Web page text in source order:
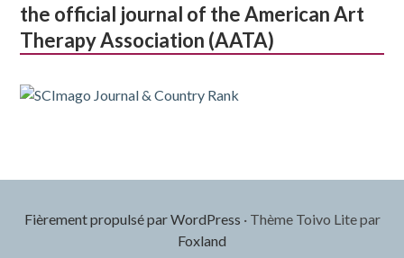
the official journal of the American Art
Therapy Association (AATA)
Fièrement propulsé par WordPress ·Thème Toivo Lite par
Foxland